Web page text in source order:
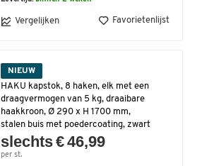
Vergelijken Favorietenlijst
NIEUW
HAKU kapstok, 8 haken, elk met een
draagvermogen van 5 kg, draaibare
haakkroon, Ø 290 x H 1700 mm,
stalen buis met poedercoating, zwart
slechts € 46,99
per st.